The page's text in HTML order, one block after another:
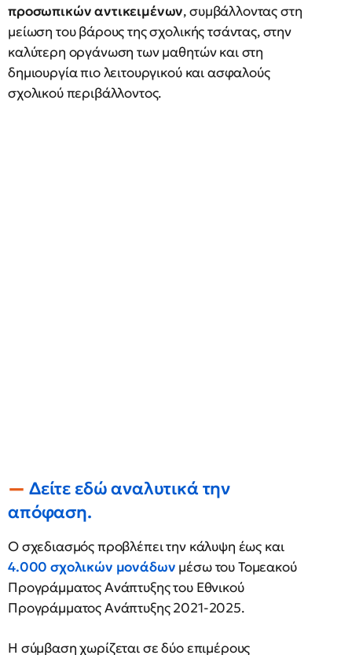
προσωπικών αντικειμένων, συμβάλλοντας στη
μείωση του βάρους της σχολικής τσάντας, στην
καλύτερη οργάνωση των μαθητών και στη
δημιουργία πιο λειτουργικού και ασφαλούς
σχολικού περιβάλλοντος.
Δείτε εδώ αναλυτικά την
απόφαση.
Ο σχεδιασμός προβλέπει την κάλυψη έως και
4.000 σχολικών μονάδων μέσω του Τομεακού
Προγράμματος Ανάπτυξης του Εθνικού
Προγράμματος Ανάπτυξης 2021-2025.
Η σύμβαση χωρίζεται σε δύο επιμέρους